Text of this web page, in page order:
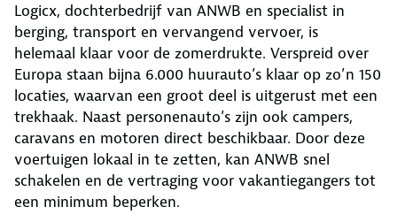
Logicx, dochterbedrijf van ANWB en specialist in
berging, transport en vervangend vervoer, is
helemaal klaar voor de zomerdrukte. Verspreid over
Europa staan bijna 6.000 huurauto’s klaar op zo’n 150
locaties, waarvan een groot deel is uitgerust met een
trekhaak. Naast personenauto’s zijn ook campers,
caravans en motoren direct beschikbaar. Door deze
voertuigen lokaal in te zetten, kan ANWB snel
schakelen en de vertraging voor vakantiegangers tot
een minimum beperken.